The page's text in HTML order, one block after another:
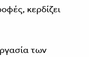
κερδίζει
των